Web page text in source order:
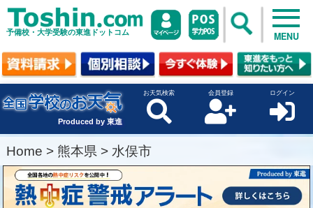
予備校・大学受験の東進ドットコム MENU
Produced by 東進
お天気検索 会員登録 ログイン
Home > 熊本県 > 水俣市